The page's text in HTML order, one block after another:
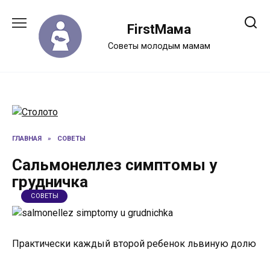
содержанию
FirstМама
Советы молодым мамам
ГЛАВНАЯ » СОВЕТЫ
Сальмонеллез симптомы у
грудничка
СОВЕТЫ
Практически каждый второй ребенок львиную долю